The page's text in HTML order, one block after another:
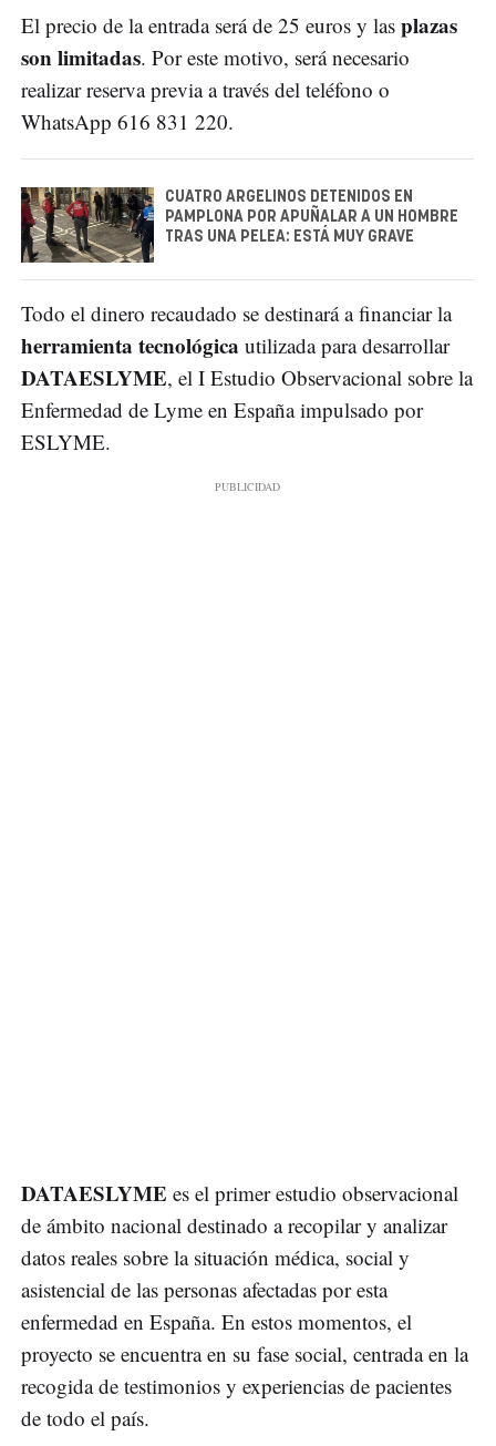
El precio de la entrada será de 25 euros y las plazas
son limitadas. Por este motivo, será necesario
realizar reserva previa a través del teléfono o
WhatsApp 616 831 220.
CUATRO ARGELINOS DETENIDOS EN
PAMPLONA POR APUÑALAR A UN HOMBRE
TRAS UNA PELEA: ESTÁ MUY GRAVE
Todo el dinero recaudado se destinará a financiar la
herramienta tecnológica utilizada para desarrollar
DATAESLYME, el I Estudio Observacional sobre la
Enfermedad de Lyme en España impulsado por
ESLYME.
DATAESLYME es el primer estudio observacional
de ámbito nacional destinado a recopilar y analizar
datos reales sobre la situación médica, social y
asistencial de las personas afectadas por esta
enfermedad en España. En estos momentos, el
proyecto se encuentra en su fase social, centrada en la
recogida de testimonios y experiencias de pacientes
de todo el país.